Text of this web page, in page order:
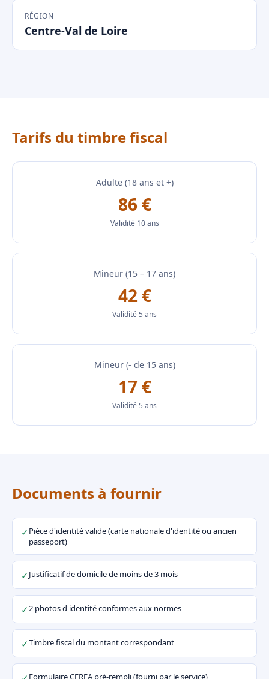
RÉGION
Centre-Val de Loire
Tarifs du timbre fiscal
Adulte (18 ans et +)
86 €
Validité 10 ans
Mineur (15 – 17 ans)
42 €
Validité 5 ans
Mineur (- de 15 ans)
17 €
Validité 5 ans
Documents à fournir
✓ Pièce d'identité valide (carte nationale d'identité ou ancien
passeport)
✓Justificatif de domicile de moins de 3 mois
✓2 photos d'identité conformes aux normes
✓Timbre fiscal du montant correspondant
Formulaire CERFA pré-rempli (fourni par le service)